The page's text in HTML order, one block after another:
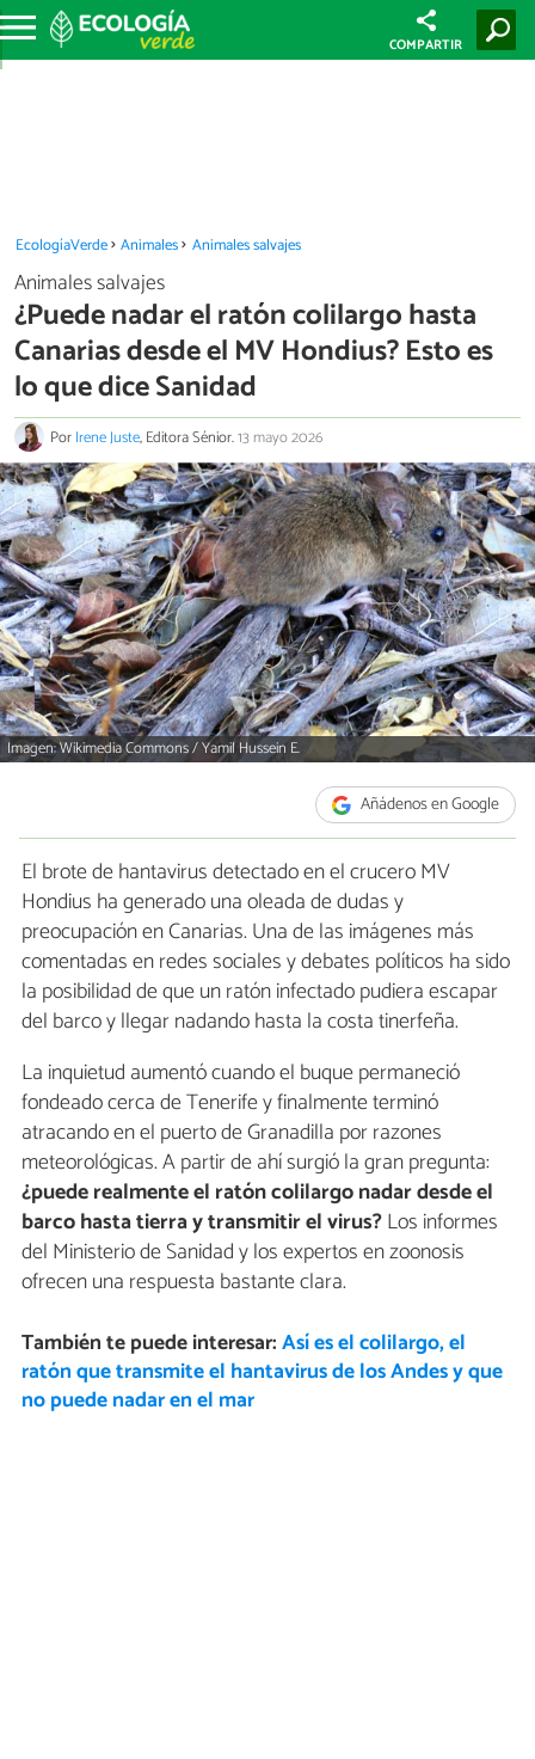
COMPARTIR
EcologíaVerde Animales Animales salvajes
Animales salvajes
¿Puede nadar el ratón colilargo hasta
Canarias desde el MV Hondius? Esto es
lo que dice Sanidad
PorIrene Juste, Editora Sénior.13 mayo 2026
Imagen: Wikimedia Commons / Yamil Hussein E.
Añádenos en Google
El brote de hantavirus detectado en el crucero MV
Hondius ha generado una oleada de dudas y
preocupación en Canarias. Una de las imágenes más
comentadas en redes sociales y debates políticos ha sido
la posibilidad de que un ratón infectado pudiera escapar
del barco y llegar nadando hasta la costa tinerfeña.
La inquietud aumentó cuando el buque permaneció
fondeado cerca de Tenerife y finalmente terminó
atracando en el puerto de Granadilla por razones
meteorológicas. A partir de ahí surgió la gran pregunta:
¿puede realmente el ratón colilargo nadar desde el
barco hasta tierra y transmitir el virus?Los informes
del Ministerio de Sanidad y los expertos en zoonosis
ofrecen una respuesta bastante clara.
También te puede interesar:Así es el colilargo, el
ratón que transmite el hantavirus de los Andes y que
no puede nadar en el mar